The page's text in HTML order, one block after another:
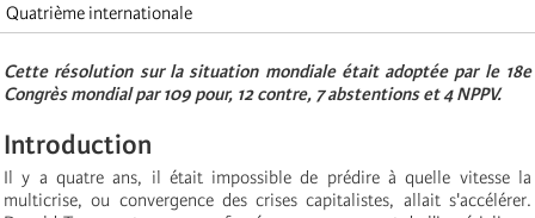
Quatrième internationale
Cette résolution sur la situation mondiale était adoptée par le 18e
Congrès mondial par 109 pour, 12contre, 7abstentions et4 NPPV.
Introduction
Il y a quatre ans, il était impossible de prédire à quelle vitesse la
multicrise, ou convergence des crises capitalistes, allait s'accélérer.